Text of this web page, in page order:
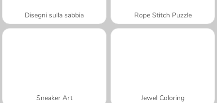
Disegni sulla sabbia Rope Stitch Puzzle
Sneaker Art Jewel Coloring